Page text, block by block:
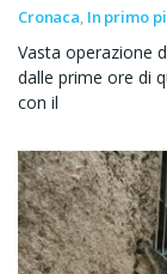
Cronaca, In primo
Vasta operazione
dalle prime ore di
con il